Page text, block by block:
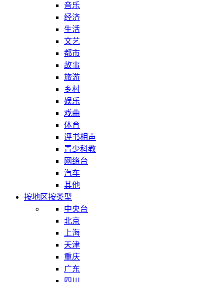
音乐
经济
生活
文艺
都市
故事
旅游
乡村
娱乐
戏曲
体育
评书相声
青少科教
网络台
汽车
其他
按地区按类型
中央台
北京
上海
天津
重庆
广东